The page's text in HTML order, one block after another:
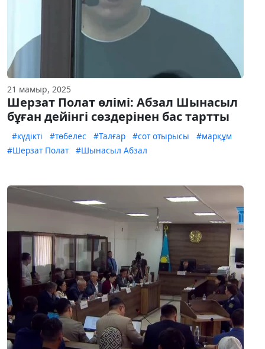
21 мамыр, 2025
Шерзат Полат өлімі: Абзал Шынасыл
бұған дейінгі сөздерінен бас тартты
#күдікті #төбелес #Талғар #сот отырысы
#марқұм
#Шерзат Полат
#Шынасыл Абзал